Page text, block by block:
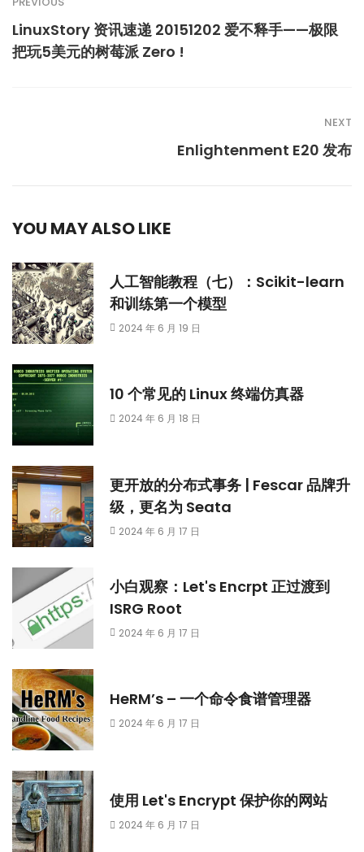
LinuxStory 资讯速递 20151202 爱不释手——极限
把玩5美元的树莓派 Zero !
NEXT
Enlightenment E20 发布
YOU MAY ALSO LIKE
人工智能教程（七）：Scikit-learn
和训练第一个模型
2024 年 6 月 19 日
10 个常见的 Linux 终端仿真器
2024 年 6 月 18 日
更开放的分布式事务 | Fescar 品牌升
级，更名为 Seata
2024 年 6 月 17 日
小白观察：Let's Encrpt 正过渡到
ISRG Root
2024 年 6 月 17 日
HeRM’s – 一个命令食谱管理器
2024 年 6 月 17 日
使用 Let's Encrypt 保护你的网站
2024 年 6 月 17 日